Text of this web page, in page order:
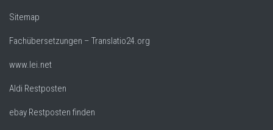
Sitemap
Fachübersetzungen – Translatio24.org
www.lei.net
Aldi Restposten
ebay Restposten finden